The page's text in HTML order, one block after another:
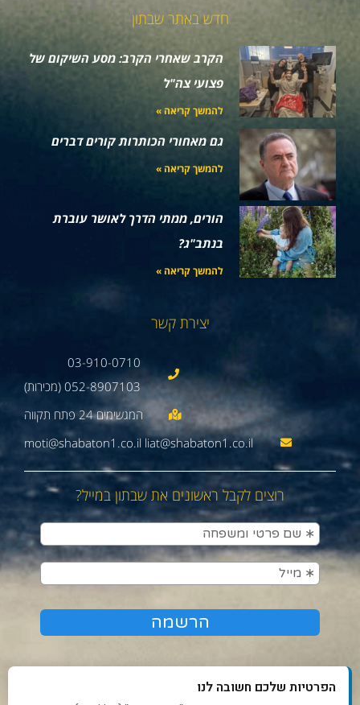
חדש באתר שבתון
הקרב שאחרי הקרב: מסע השיקום של
פצועי צה"ל
להמשך קריאה »
גם מאחורי הכותרות קורים דברים
להמשך קריאה »
הורים, ממתי הדרך לאושר עוברת
בנתב"ג?
להמשך קריאה »
יצירת קשר
03-910-0710
052-8907103 (מכירות)
moti@shabaton1.co.il liat@shabaton1.co.il
רוצים לקבל ראשונים את שבתון במייל?
הפרטיות שלכם חשובה לנו